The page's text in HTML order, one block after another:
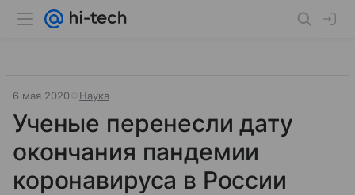
6 мая 2020 Наука
Ученые перенесли дату
окончания пандемии
коронавируса в России